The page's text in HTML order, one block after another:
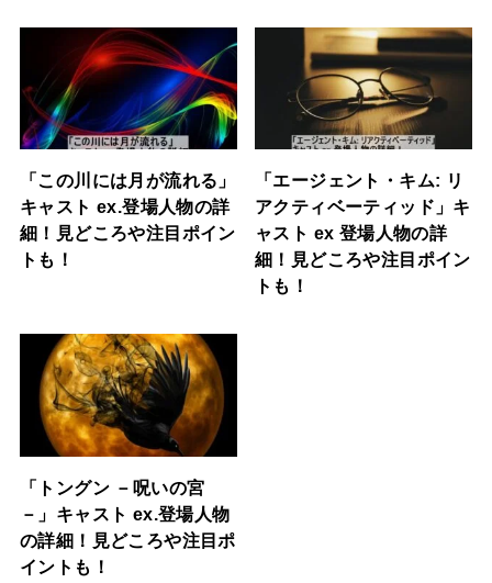
「この川には月が流れる」
キャスト ex.登場人物の詳
細！見どころや注目ポイン
トも！
「エージェント・キム: リ
アクティベーティッド」キ
ャスト ex 登場人物の詳
細！見どころや注目ポイン
トも！
「トングン －呪いの宮
－」キャスト ex.登場人物
の詳細！見どころや注目ポ
イントも！